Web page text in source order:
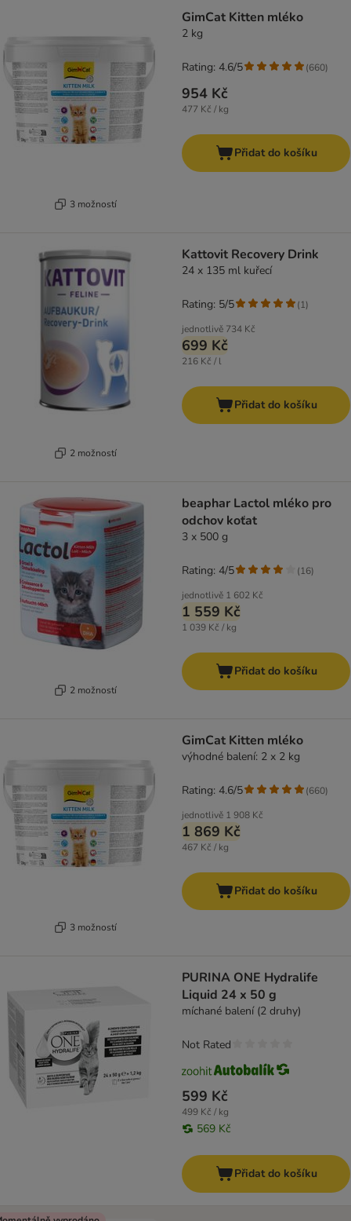
3 možností
GimCat Kitten mléko
2 kg
954 Kč
477 Kč / kg
Rating: 4.6/5 (660)
Přidat do košíku
2 možností
Kattovit Recovery Drink
24 x 135 ml kuřecí
jednotlivě 734 Kč
699 Kč
216 Kč / l
Rating: 5/5 (1)
Přidat do košíku
2 možností
beaphar Lactol mléko pro
odchov koťat
3 x 500 g
jednotlivě 1 602 Kč
1 559 Kč
1 039 Kč / kg
Rating: 4/5 (16)
Přidat do košíku
3 možností
GimCat Kitten mléko
výhodné balení: 2 x 2 kg
jednotlivě 1 908 Kč
1 869 Kč
467 Kč / kg
Rating: 4.6/5 (660)
Přidat do košíku
PURINA ONE Hydralife
Liquid 24 x 50 g
míchané balení (2 druhy)
599 Kč
499 Kč / kg
569 Kč
Not Rated
Přidat do košíku